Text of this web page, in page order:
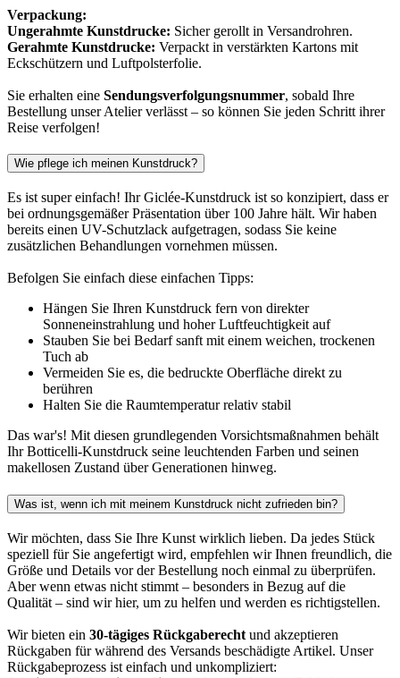
Verpackung:
Ungerahmte Kunstdrucke: Sicher gerollt in Versandrohren.
Gerahmte Kunstdrucke: Verpackt in verstärkten Kartons mit
Eckschützern und Luftpolsterfolie.
Sie erhalten eine Sendungsverfolgungsnummer, sobald Ihre
Bestellung unser Atelier verlässt – so können Sie jeden Schritt ihrer
Reise verfolgen!
Wie pflege ich meinen Kunstdruck?
Es ist super einfach! Ihr Giclée-Kunstdruck ist so konzipiert, dass er
bei ordnungsgemäßer Präsentation über 100 Jahre hält. Wir haben
bereits einen UV-Schutzlack aufgetragen, sodass Sie keine
zusätzlichen Behandlungen vornehmen müssen.
Befolgen Sie einfach diese einfachen Tipps:
Hängen Sie Ihren Kunstdruck fern von direkter
Sonneneinstrahlung und hoher Luftfeuchtigkeit auf
Stauben Sie bei Bedarf sanft mit einem weichen, trockenen
Tuch ab
Vermeiden Sie es, die bedruckte Oberfläche direkt zu
berühren
Halten Sie die Raumtemperatur relativ stabil
Das war's! Mit diesen grundlegenden Vorsichtsmaßnahmen behält
Ihr Botticelli-Kunstdruck seine leuchtenden Farben und seinen
makellosen Zustand über Generationen hinweg.
Was ist, wenn ich mit meinem Kunstdruck nicht zufrieden bin?
Wir möchten, dass Sie Ihre Kunst wirklich lieben. Da jedes Stück
speziell für Sie angefertigt wird, empfehlen wir Ihnen freundlich, die
Größe und Details vor der Bestellung noch einmal zu überprüfen.
Aber wenn etwas nicht stimmt – besonders in Bezug auf die
Qualität – sind wir hier, um zu helfen und werden es richtigstellen.
Wir bieten ein 30-tägiges Rückgaberecht und akzeptieren
Rückgaben für während des Versands beschädigte Artikel. Unser
Rückgabeprozess ist einfach und unkompliziert: